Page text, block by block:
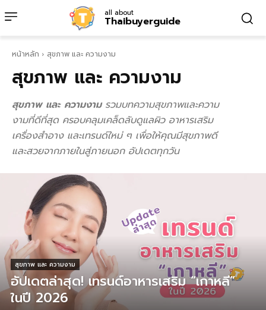
all about
Thaibuyerguide
หน้าหลัก สุขภาพ และ ความงาม
สุขภาพ และ ความงาม
สุขภาพ และ ความงามรวมบทความสุขภาพและความ
งามที่ดีที่สุด ครอบคลุมเคล็ดลับดูแลผิว อาหารเสริม
เครื่องสำอาง และเทรนด์ใหม่ ๆ เพื่อให้คุณมีสุขภาพดี
และสวยจากภายในสู่ภายนอก อัปเดตทุกวัน
สุขภาพ และ ความงาม
อัปเดตล่าสุด! เทรนด์อาหารเสริม “เกาหลี”
ในปี 2026